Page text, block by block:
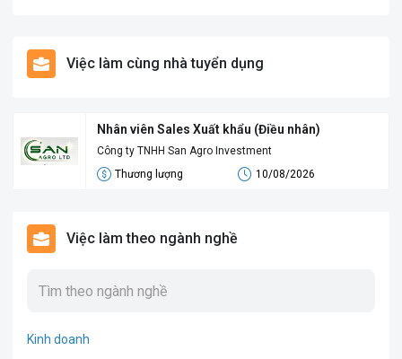
Việc làm cùng nhà tuyển dụng
Nhân viên Sales Xuất khẩu (Điều nhân)
Công ty TNHH San Agro Investment
Thương lượng
10/08/2026
Việc làm theo ngành nghề
Kinh doanh